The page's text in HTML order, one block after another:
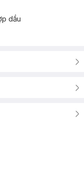
dầu